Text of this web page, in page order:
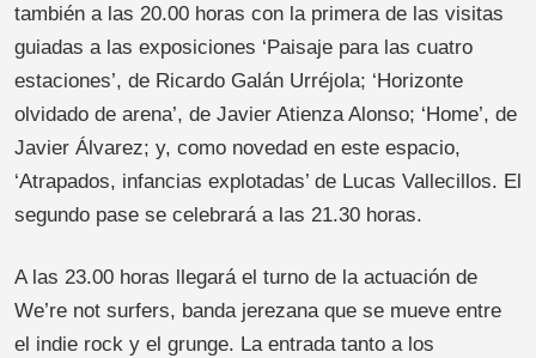
también a las 20.00 horas con la primera de las visitas
guiadas a las exposiciones ‘Paisaje para las cuatro
estaciones’, de Ricardo Galán Urréjola; ‘Horizonte
olvidado de arena’, de Javier Atienza Alonso; ‘Home’, de
Javier Álvarez; y, como novedad en este espacio,
‘Atrapados, infancias explotadas’ de Lucas Vallecillos. El
segundo pase se celebrará a las 21.30 horas.
A las 23.00 horas llegará el turno de la actuación de
We’re not surfers, banda jerezana que se mueve entre
el indie rock y el grunge. La entrada tanto a los